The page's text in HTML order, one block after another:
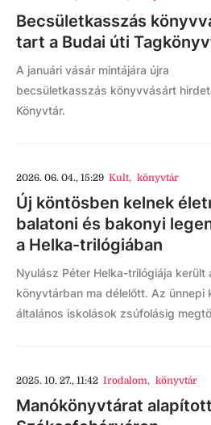
Becsületkasszás
tart a Budai úti
A januári vásár mintájára újra
becsületkasszás könyvvásárt
Könyvtár.
2026. 06. 04., 15:29 Kult, könyvtár
Új köntösben kelnek
balatoni és bakonyi
a Helka-trilógiában
Nyulász Péter Helka-trilógiája került
könyvtárban ma délelőtt. Az ünnepi
általános iskolások zsúfolásig
2025. 10. 27., 11:42 Irodalom, könyvtár
Manókönyvtárat